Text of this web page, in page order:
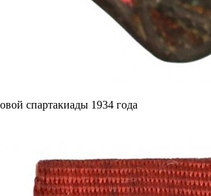
спартакиады 1934 года